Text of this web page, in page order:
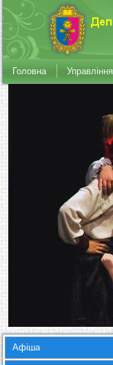
Головна Управління
Афіша